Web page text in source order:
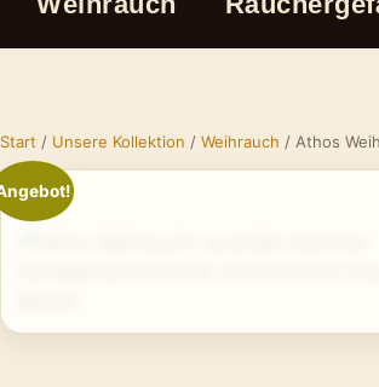
Start / Unsere Kollektion / Weihrauch / Athos